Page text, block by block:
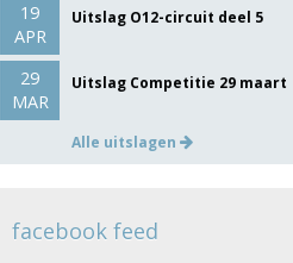
19
APR
Uitslag O12-circuit deel 5
29
MAR
Uitslag Competitie 29 maart
Alle uitslagen
facebook feed